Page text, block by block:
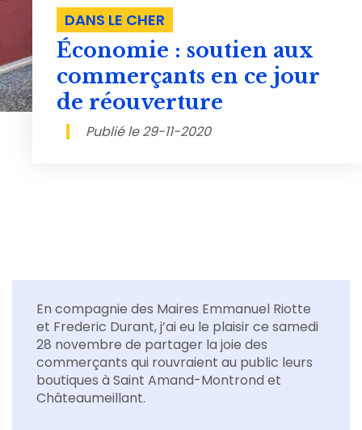
DANS LE CHER
Économie : soutien aux
commerçants en ce jour
de réouverture
Publié le 29-11-2020
En compagnie des Maires Emmanuel Riotte
et Frederic Durant, j’ai eu le plaisir ce samedi
28 novembre de partager la joie des
commerçants qui rouvraient au public leurs
boutiques à Saint Amand-Montrond et
Châteaumeillant.